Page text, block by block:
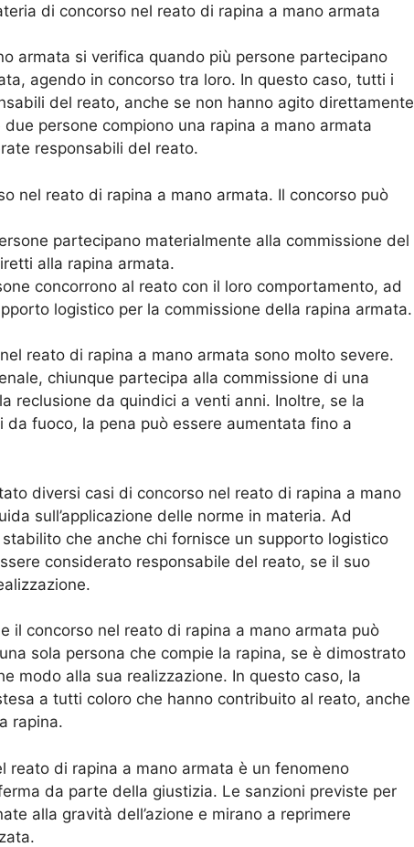
di concorso nel reato di rapina a mano armata
armata si verifica quando più persone partecipano
agendo in concorso tra loro. In questo caso, tutti i
del reato, anche se non hanno agito direttamente
persone compiono una rapina a mano armata
responsabili del reato.
nel reato di rapina a mano armata. Il concorso può
partecipano materialmente alla commissione del
alla rapina armata.
concorrono al reato con il loro comportamento, ad
logistico per la commissione della rapina armata.
reato di rapina a mano armata sono molto severe.
chiunque partecipa alla commissione di una
reclusione da quindici a venti anni. Inoltre, se la
da fuoco, la pena può essere aumentata fino a
diversi casi di concorso nel reato di rapina a mano
sull’applicazione delle norme in materia. Ad
che anche chi fornisce un supporto logistico
considerato responsabile del reato, se il suo
il concorso nel reato di rapina a mano armata può
sola persona che compie la rapina, se è dimostrato
modo alla sua realizzazione. In questo caso, la
a tutti coloro che hanno contribuito al reato, anche
rapina.
reato di rapina a mano armata è un fenomeno
da parte della giustizia. Le sanzioni previste per
alla gravità dell’azione e mirano a reprimere